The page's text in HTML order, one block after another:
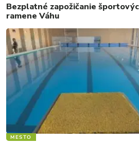
Bezplatné zapožičanie
ramene Váhu
MESTO